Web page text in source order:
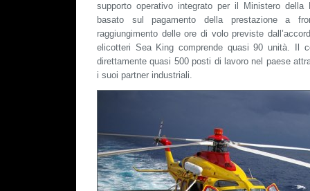
supporto operativo integrato per il Ministero della
basato sul pagamento della prestazione a
raggiungimento delle ore di volo previste
elicotteri Sea King comprende quasi 90 unità. Il
direttamente quasi 500 posti di lavoro nel paese
i suoi partner industriali.